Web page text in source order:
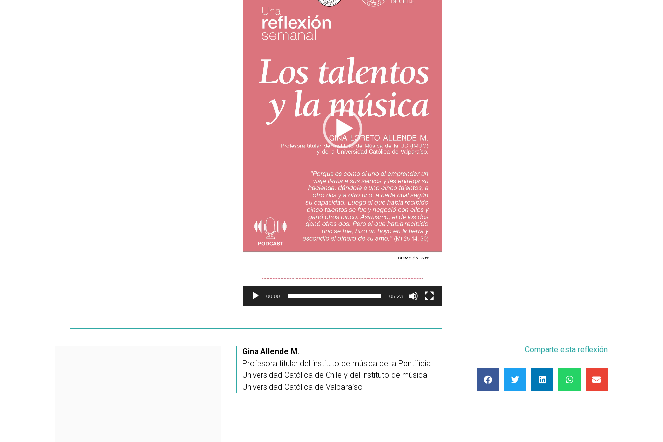
00:00 05:23
Gina Allende M.
Profesora titular del instituto de música de la Pontificia
Universidad Católica de Chile y del instituto de música
Universidad Católica de Valparaíso
Comparte esta reflexión